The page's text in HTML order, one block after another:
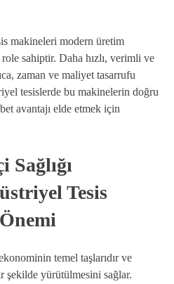
makineleri modern üretim
sahiptir. Daha hızlı, verimli ve
zaman ve maliyet tasarrufu
tesislerde bu makinelerin doğru
avantajı elde etmek için
Tesis
temel taşlarıdır ve
yürütülmesini sağlar.